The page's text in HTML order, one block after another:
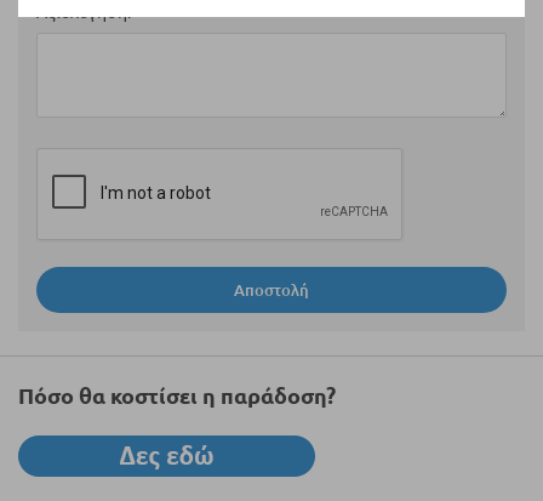
Αποστολή
Πόσο θα κοστίσει η παράδοση?